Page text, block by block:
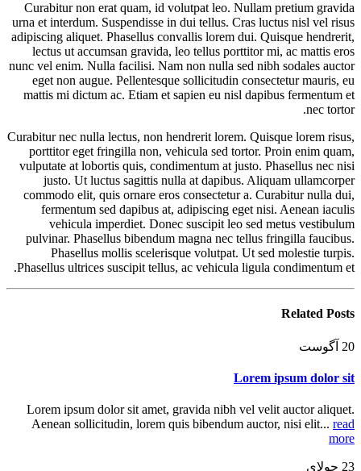
Curabitur non erat quam, id volutpat leo. Nullam pretium gravida
urna et interdum. Suspendisse in dui tellus. Cras luctus nisl vel risus
adipiscing aliquet. Phasellus convallis lorem dui. Quisque hendrerit,
lectus ut accumsan gravida, leo tellus porttitor mi, ac mattis eros
nunc vel enim. Nulla facilisi. Nam non nulla sed nibh sodales auctor
eget non augue. Pellentesque sollicitudin consectetur mauris, eu
mattis mi dictum ac. Etiam et sapien eu nisl dapibus fermentum et
nec tortor.
Curabitur nec nulla lectus, non hendrerit lorem. Quisque lorem risus,
porttitor eget fringilla non, vehicula sed tortor. Proin enim quam,
vulputate at lobortis quis, condimentum at justo. Phasellus nec nisi
justo. Ut luctus sagittis nulla at dapibus. Aliquam ullamcorper
commodo elit, quis ornare eros consectetur a. Curabitur nulla dui,
fermentum sed dapibus at, adipiscing eget nisi. Aenean iaculis
vehicula imperdiet. Donec suscipit leo sed metus vestibulum
pulvinar. Phasellus bibendum magna nec tellus fringilla faucibus.
Phasellus mollis scelerisque volutpat. Ut sed molestie turpis.
Phasellus ultrices suscipit tellus, ac vehicula ligula condimentum et.
Related Posts
20 آگوست
Lorem ipsum dolor sit
Lorem ipsum dolor sit amet, gravida nibh vel velit auctor aliquet.
Aenean sollicitudin, lorem quis bibendum auctor, nisi elit... read
more
23 جولای